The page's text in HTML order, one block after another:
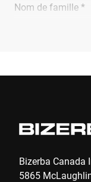
Nom de famille *
Bizerba Canada
5865